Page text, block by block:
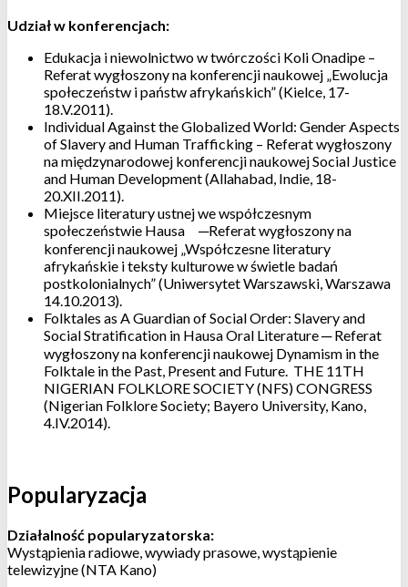
Udział w konferencjach:
Edukacja i niewolnictwo w twórczości Koli Onadipe –
Referat wygłoszony na konferencji naukowej „Ewolucja
społeczeństw i państw afrykańskich” (Kielce, 17-
18.V.2011).
Individual Against the Globalized World: Gender Aspects
of Slavery and Human Trafficking – Referat wygłoszony
na międzynarodowej konferencji naukowej Social Justice
and Human Development (Allahabad, Indie, 18-
20.XII.2011).
Miejsce literatury ustnej we współczesnym
społeczeństwie Hausa ─Referat wygłoszony na
konferencji naukowej „Współczesne literatury
afrykańskie i teksty kulturowe w świetle badań
postkolonialnych” (Uniwersytet Warszawski, Warszawa
14.10.2013).
Folktales as A Guardian of Social Order: Slavery and
Social Stratification in Hausa Oral Literature ─ Referat
wygłoszony na konferencji naukowej Dynamism in the
Folktale in the Past, Present and Future. THE 11TH
NIGERIAN FOLKLORE SOCIETY (NFS) CONGRESS
(Nigerian Folklore Society; Bayero University, Kano,
4.IV.2014).
Popularyzacja
Działalność popularyzatorska:
Wystąpienia radiowe, wywiady prasowe, wystąpienie
telewizyjne (NTA Kano)